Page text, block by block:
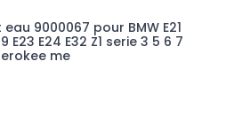
9000067 pour BMW E21
E23 E24 E32 Z1 serie 3 5 6 7
me